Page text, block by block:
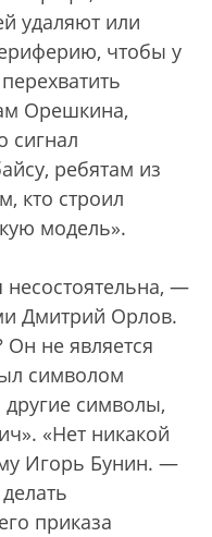
удаляют или
чтобы у
Орешкина,
сигнал
ребятам из
кто строил
модель».
несостоятельна, —
Дмитрий Орлов.
не является
символом
символы,
«Нет никакой
Игорь Бунин. —
приказа